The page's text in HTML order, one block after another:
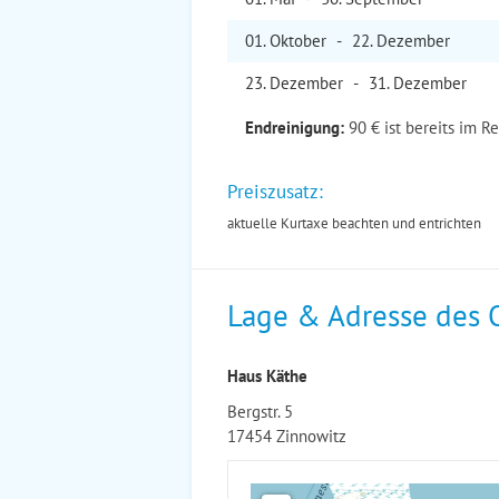
01. Oktober - 22. Dezember
23. Dezember - 31. Dezember
Endreinigung: 90 € ist bereits im
Preiszusatz:
aktuelle Kurtaxe beachten und entrichten
Lage & Adresse des
Haus Käthe
Bergstr. 5
17454 Zinnowitz